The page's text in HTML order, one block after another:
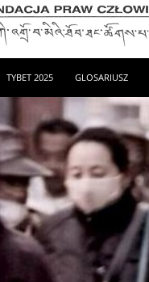
TYBET 2025
GLOSARIUSZ